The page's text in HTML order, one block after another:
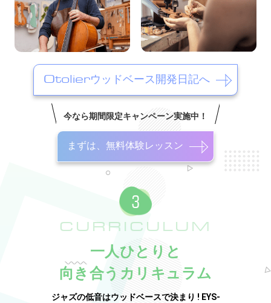
Otolierウッドベース開発日記へ
今なら期間限定キャンペーン実施中！
まずは、無料体験レッスン
CURRICULUM
一人ひとりと
向き合うカリキュラム
ジャズの低音はウッドベースで決まり ! EYS-